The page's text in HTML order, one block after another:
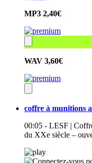
MP3 2,40€
WAV 3,60€
coffre à munitions
00:05 - LESF |
du XXe siècle –